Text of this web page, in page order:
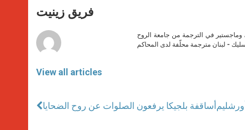
p
p
g
e
o
k
فريق زينيت
View all articles
في الترجمة من جامعة الروح
- لبنان مترجمة محلّفة لدى المحاكم
أساقفة بلجيكا يرفعون الصلوات عن روح الضحايا